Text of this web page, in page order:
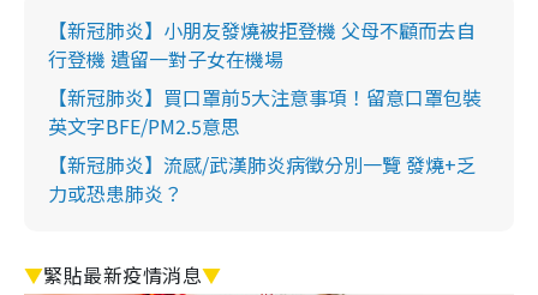
【新冠肺炎】小朋友發燒被拒登機 父母不顧而去自
行登機 遺留一對子女在機場
【新冠肺炎】買口罩前5大注意事項！留意口罩包裝
英文字BFE/PM2.5意思
【新冠肺炎】流感/武漢肺炎病徵分別一覽 發燒+乏
力或恐患肺炎？
▼緊貼最新疫情消息▼